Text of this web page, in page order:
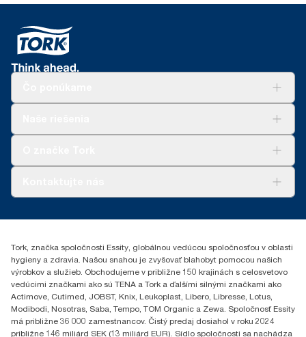
Essity Slovakia s.r.o.
049 12 Gemerská Hôrka
Tork, značka spoločnosti Essity, globálnou vedúcou spoločnosťou v oblasti
hygieny a zdravia. Našou snahou je zvyšovať blahobyt pomocou našich
výrobkov a služieb. Obchodujeme v približne 150 krajinách s celosvetovo
vedúcimi značkami ako sú TENA a Tork a ďalšími silnými značkami ako
Actimove, Cutimed, JOBST, Knix, Leukoplast, Libero, Libresse, Lotus,
Modibodi, Nosotras, Saba, Tempo, TOM Organic a Zewa. Spoločnosť Essity
má približne 36 000 zamestnancov. Čistý predaj dosiahol v roku 2024
približne 146 miliárd SEK (13 miliárd EUR). Sídlo spoločnosti sa nachádza